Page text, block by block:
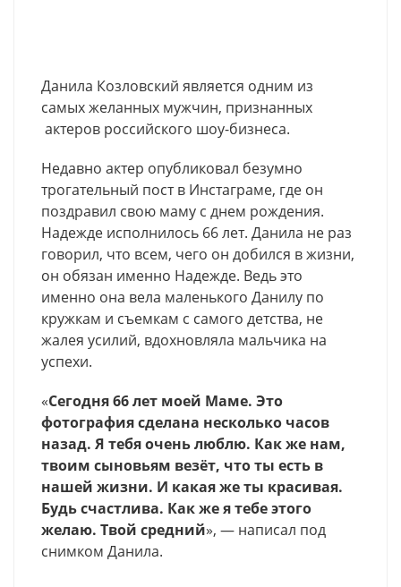
Данила Козловский является одним из
самых желанных мужчин, признанных
актеров российского шоу-бизнеса.
Недавно актер опубликовал безумно
трогательный пост в Инстаграме, где он
поздравил свою маму с днем рождения.
Надежде исполнилось 66 лет. Данила не раз
говорил, что всем, чего он добился в жизни,
он обязан именно Надежде. Ведь это
именно она вела маленького Данилу по
кружкам и съемкам с самого детства, не
жалея усилий, вдохновляла мальчика на
успехи.
«Сегодня 66 лет моей Маме. Это
фотография сделана несколько часов
назад. Я тебя очень люблю. Как же нам,
твоим сыновьям везёт, что ты есть в
нашей жизни. И какая же ты красивая.
Будь счастлива. Как же я тебе этого
желаю. Твой средний», — написал под
снимком Данила.